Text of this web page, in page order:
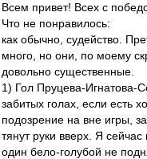
Всем привет! Всех с
Что не понравилось:
как обычно, судейство.
много, но они, по моему
довольно существенные.
1) Гол Пруцева-Игнатова-
забитых голах, если есть
подозрение на вне игры,
тянут руки вверх. Я
один бело-голубой не